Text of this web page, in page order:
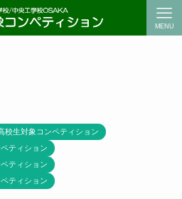
MENU
生対象コンペティション
ティション
ティション
ティション